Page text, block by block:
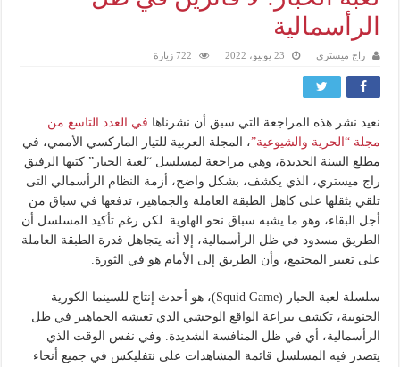
الرأسمالية
راج ميستري 23 يونيو، 2022 722 زيارة
نعيد نشر هذه المراجعة التي سبق أن نشرناها في العدد التاسع من
مجلة “الحرية والشيوعية”، المجلة العربية للتيار الماركسي الأممي، في
مطلع السنة الجديدة، وهي مراجعة لمسلسل “لعبة الحبار” كتبها الرفيق
راج ميستري، الذي يكشف، بشكل واضح، أزمة النظام الرأسمالي التى
تلقي بثقلها على كاهل الطبقة العاملة والجماهير، تدفعها في سباق من
أجل البقاء، وهو ما يشبه سباق نحو الهاوية. لكن رغم تأكيد المسلسل أن
الطريق مسدود في ظل الرأسمالية، إلا أنه يتجاهل قدرة الطبقة العاملة
على تغيير المجتمع، وأن الطريق إلى الأمام هو في الثورة.
سلسلة لعبة الحبار (Squid Game)، هو أحدث إنتاج للسينما الكورية
الجنوبية، تكشف ببراعة الواقع الوحشي الذي تعيشه الجماهير في ظل
الرأسمالية، أي في ظل المنافسة الشديدة. وفي نفس الوقت الذي
يتصدر فيه المسلسل قائمة المشاهدات على نتفليكس في جميع أنحاء